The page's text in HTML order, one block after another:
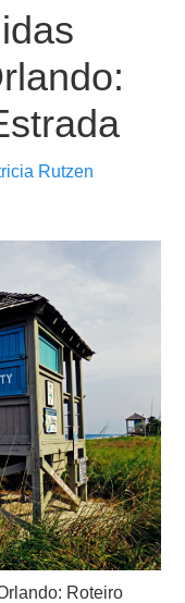
Rutzen
Roteiro